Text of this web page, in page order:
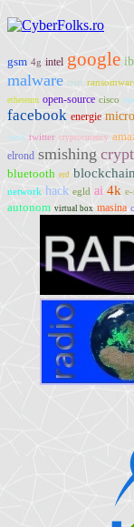
gsm 4g intel google
malware reset
ethereum open-source cisco
facebook energie
card twitter cryptocurency
elrond smishing
bluetooth erd blockchain
network hack egld ai 4k
autonom virtual box masina